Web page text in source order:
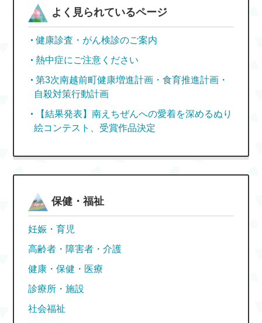
よく見られているページ
健康診査・がん検診のご案内
熱中症にご注意ください
第3次南越前町健康増進計画・食育推進計画・
自殺対策行動計画
【結果発表】南えちぜんへの愛着を深めるぬり
絵コンテスト、受賞作品決定
保健・福祉
妊娠・育児
高齢者・障害者・介護
健康・保健・医療
診療所・施設
社会福祉